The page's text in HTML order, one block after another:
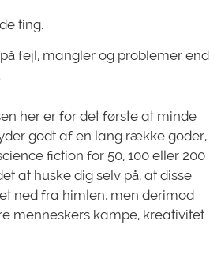
ting.
fejl, mangler og problemer end
her er for det første at minde
godt af en lang række goder,
fiction for 50, 100 eller 200
at huske dig selv på, at disse
ned fra himlen, men derimod
menneskers kampe, kreativitet